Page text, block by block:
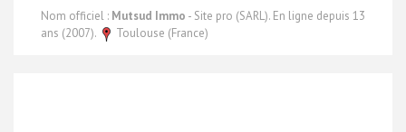
Nom officiel : Mutsud Immo - Site pro (SARL). En ligne depuis 13
ans (2007).
Toulouse (France)